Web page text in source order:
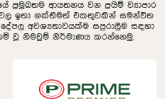
ප්‍රමුඛතම ආයතනය වන ප්‍රයිම් ව්‍යාපාර
ඉතා ශක්තිමත් එකතුවකින් සමන්විත
අවශ්‍යතාවයක්ම සපුරාලීම සඳහා
වූ නිමවුම් නිර්මාණය කරන්නෙමු.